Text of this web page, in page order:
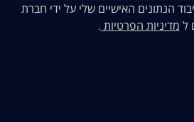
הנתונים האישיים שלי על ידי חברת
מדיניות הפרטיות .